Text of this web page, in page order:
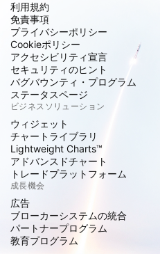
利用規約
免責事項
プライバシーポリシー
Cookieポリシー
アクセシビリティ宣言
セキュリティのヒント
バグバウンティ・プログラム
ステータスページ
ビジネスソリューション
ウィジェット
チャートライブラリ
Lightweight Charts™
アドバンスドチャート
トレードプラットフォーム
成長機会
広告
ブローカーシステムの統合
パートナープログラム
教育プログラム